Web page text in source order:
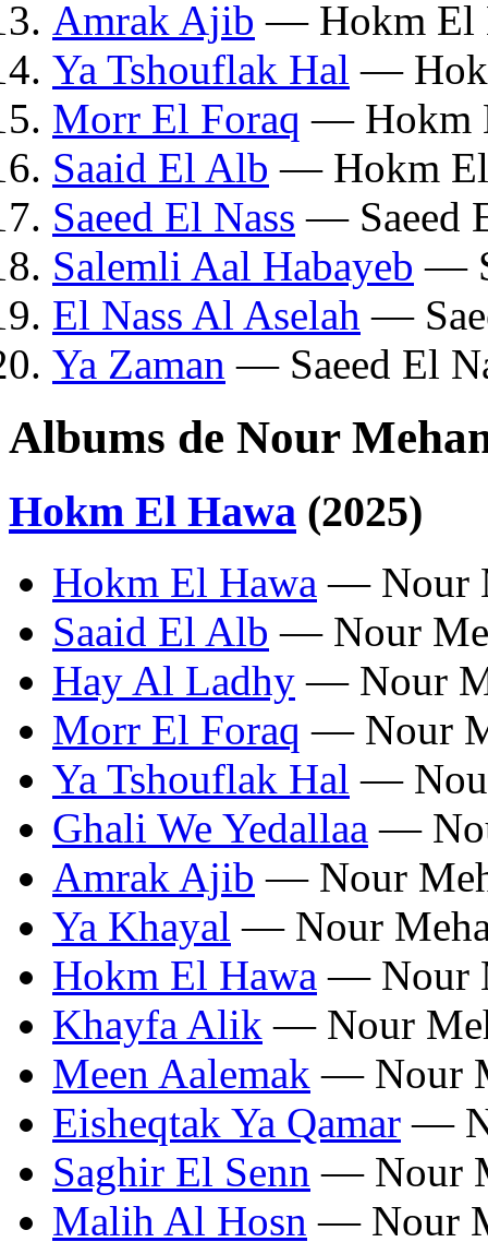
Amrak Ajib — Hokm El
Ya Tshouflak Hal —
Morr El Foraq — Hokm
Saaid El Alb — Hokm El
Saeed El Nass — Saeed
Salemli Aal Habayeb —
El Nass Al Aselah —
Ya Zaman — Saeed El
Albums de Nour
Hokm El Hawa (2025)
Hokm El Hawa — Nour
Saaid El Alb — Nour
Hay Al Ladhy — Nour
Morr El Foraq — Nour
Ya Tshouflak Hal —
Ghali We Yedallaa —
Amrak Ajib — Nour
Ya Khayal — Nour
Hokm El Hawa — Nour
Khayfa Alik — Nour
Meen Aalemak — Nour
Eisheqtak Ya Qamar —
Saghir El Senn — Nour
Malih Al Hosn — Nour